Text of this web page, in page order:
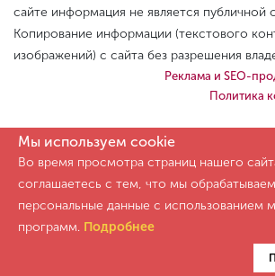
сайте информация не является публичной
Копирование информации (текстового
изображений) с сайта без разрешения
Реклама и SEO-
Политика
Мы используем cookie
Во время просмотра страниц нашего
соглашаетесь с тем, что мы
персональные данные с использованием
программ. Подробнее